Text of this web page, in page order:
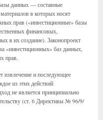
данных — составные
в которых носят
прав («инвестиционные» базы
финансовых,
в их создание). Законопроект
«инвестиционных» баз данных,
прав.
извлечение и последующее
из этих действий
не является принципиально
(ст. 6 Директивы № 96/9/